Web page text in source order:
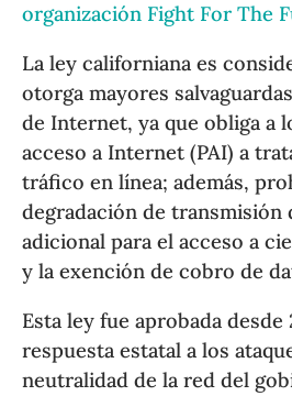
organización Fight For The
La ley californiana es
otorga mayores
de Internet, ya que obliga a
acceso a Internet (PAI) a
tráfico en línea; además,
degradación de transmisión
adicional para el acceso a
y la exención de cobro de
Esta ley fue aprobada desde
respuesta estatal a los
neutralidad de la red del